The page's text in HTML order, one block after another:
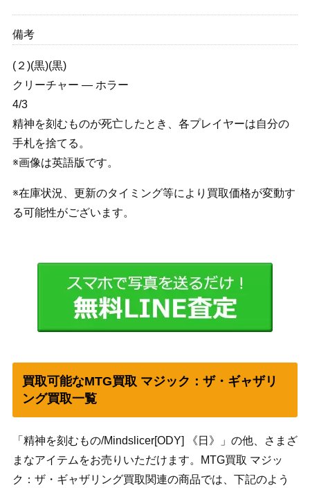
備考
(２)(黒)(黒)
クリーチャー — ホラー
4/3
精神を刻むものが死亡したとき、各プレイヤーは自分の
手札を捨てる。
※画像は英語版です。
※在庫状況、更新のタイミング等により買取価格が変動す
る可能性がございます。
買取可能なMTG買取 マジック：ザ・ギャザリ
ング買取一覧
「精神を刻むもの/Mindslicer[ODY] 《日》」の他、さまざ
まなアイテムをお売りいただけます。MTG買取 マジッ
ク：ザ・ギャザリング買取関連の商品では、下記のよう